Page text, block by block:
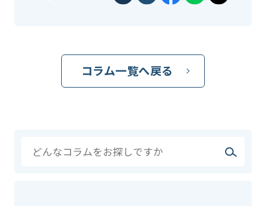
コラム一覧へ戻る